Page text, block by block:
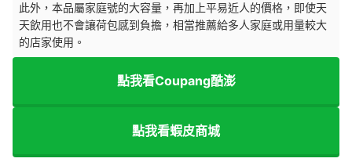
此外，本品屬家庭號的大容量，再加上平易近人的價格，即使天
天飲用也不會讓荷包感到負擔，相當推薦給多人家庭或用量較大
的店家使用。
點我看Coupang酷澎
點我看蝦皮商城